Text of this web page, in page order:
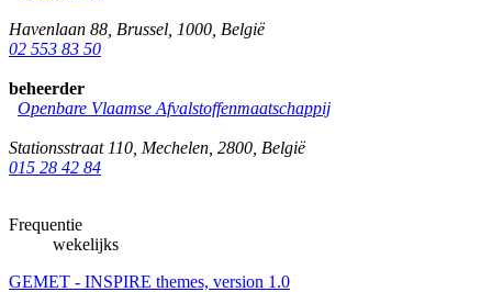
Havenlaan 88 Brussel 1000 België
02 553 83 50
beheerder
Openbare Vlaamse Afvalstoffenmaatschappij
Stationsstraat 110 Mechelen 2800 België
015 28 42 84
Frequentie
wekelijks
GEMET - INSPIRE themes, version 1.0